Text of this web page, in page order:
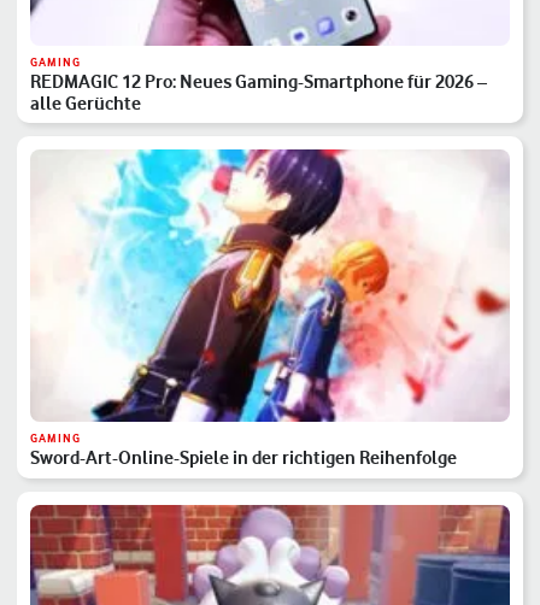
GAMING
REDMAGIC 12 Pro: Neues Gaming-Smartphone für 2026 –
alle Gerüchte
GAMING
Sword-Art-Online-Spiele in der richtigen Reihenfolge